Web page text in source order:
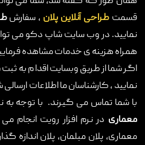
قسمتطراحی آنلاین پلان ، سفارش
نمایید. در وب سایت شاپ دکو می
همراه هزینه ی خدمات مشاهده
اگر شما از طریق وبسایت اقدا م به
نمایید ، کارشناسان ما اطلاعات
با شما تماس می گیرند. با توجه به
معماری در نرم افزار رویت انجام
معماری، پلان مبلمان، پلان اندازه